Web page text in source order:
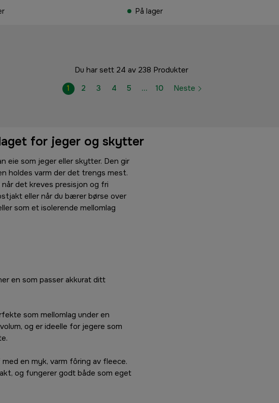
På lager
Du har sett 24 av 238 Produkter
1
2 3 4 5 … 10 Neste
for jeger og skytter
eie som jeger eller skytter. Den gir
holdes varm der det trengs mest.
det kreves presisjon og fri
eller når du bærer børse over
som et isolerende mellomlag
en som passer akkurat ditt
som mellomlag under en
og er ideelle for jegere som
en myk, varm fôring av fleece.
og fungerer godt både som eget